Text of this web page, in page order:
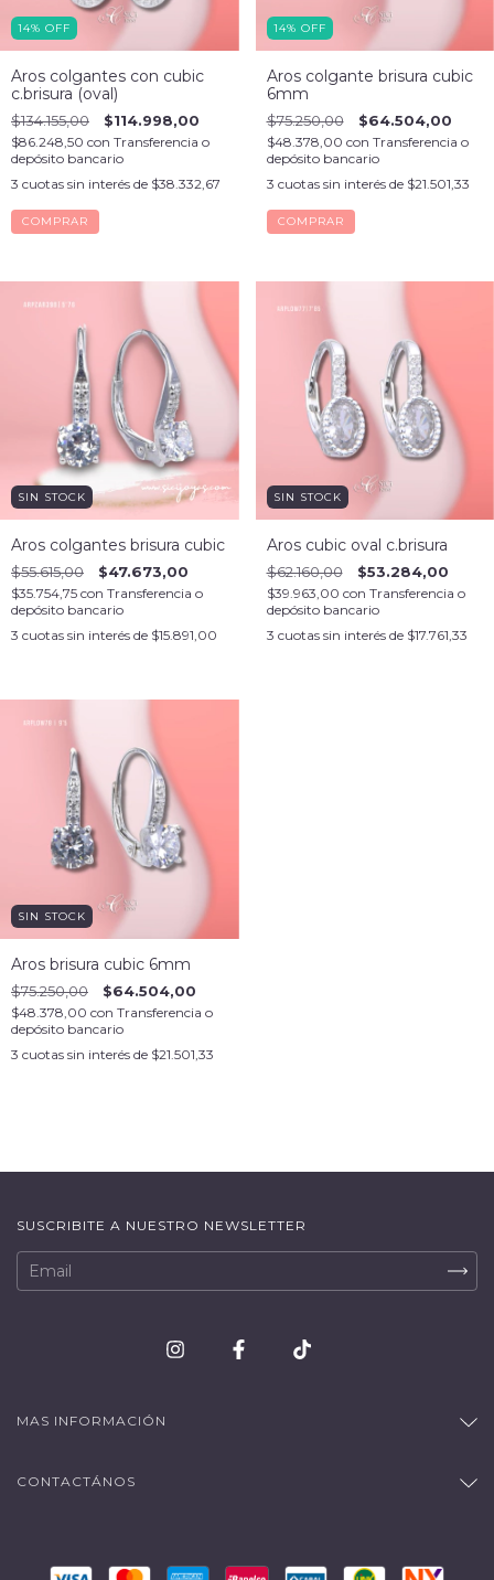
14% OFF
Aros colgantes con cubic
c.brisura (oval)
$134.155,00 $114.998,00
$86.248,50 con Transferencia o
depósito bancario
3 cuotas sin interés de $38.332,67
14% OFF
Aros colgante brisura cubic
6mm
$75.250,00 $64.504,00
$48.378,00 con Transferencia o
depósito bancario
3 cuotas sin interés de $21.501,33
SIN STOCK
Aros colgantes brisura cubic
$55.615,00 $47.673,00
$35.754,75 con Transferencia o
depósito bancario
3 cuotas sin interés de $15.891,00
SIN STOCK
Aros cubic oval c.brisura
$62.160,00 $53.284,00
$39.963,00 con Transferencia o
depósito bancario
3 cuotas sin interés de $17.761,33
SIN STOCK
Aros brisura cubic 6mm
$75.250,00 $64.504,00
$48.378,00 con Transferencia o
depósito bancario
3 cuotas sin interés de $21.501,33
SUSCRIBITE A NUESTRO NEWSLETTER
MAS INFORMACIÓN
CONTACTÁNOS